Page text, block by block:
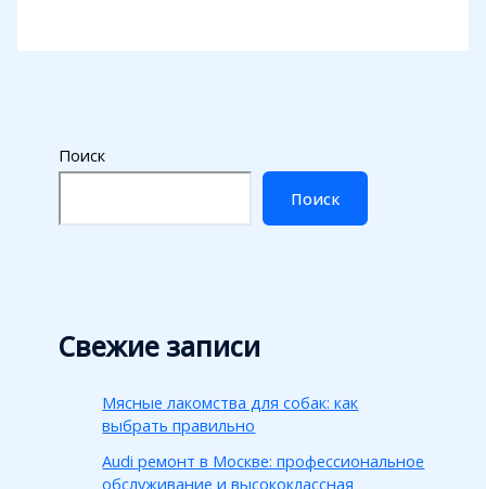
Поиск
Поиск
Свежие записи
Мясные лакомства для собак: как
выбрать правильно
Audi ремонт в Москве: профессиональное
обслуживание и высококлассная